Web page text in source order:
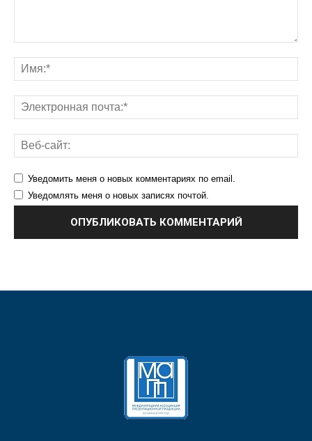
Уведомить меня о новых комментариях по email.
Уведомлять меня о новых записях почтой.